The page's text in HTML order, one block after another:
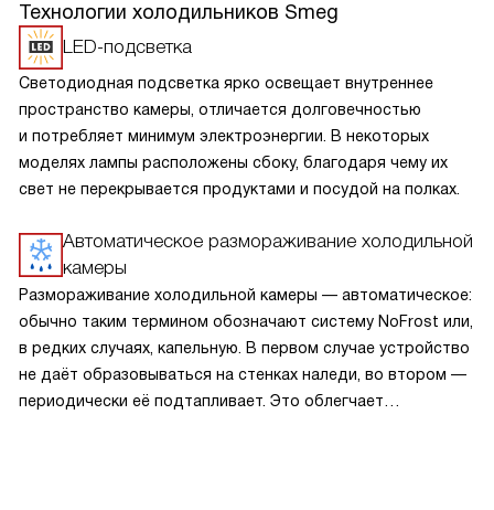
Технологии холодильников Smeg
LED-подсветка
Светодиодная подсветка ярко освещает внутреннее
пространство камеры, отличается долговечностью
и потребляет минимум электроэнергии. В некоторых
моделях лампы расположены сбоку, благодаря чему их
свет не перекрывается продуктами и посудой на полках.
Автоматическое размораживание холодильной
камеры
Размораживание холодильной камеры — автоматическое:
обычно таким термином обозначают систему NoFrost или,
в редких случаях, капельную. В первом случае устройство
не даёт образовываться на стенках наледи, во втором —
периодически её подтапливает. Это облегчает